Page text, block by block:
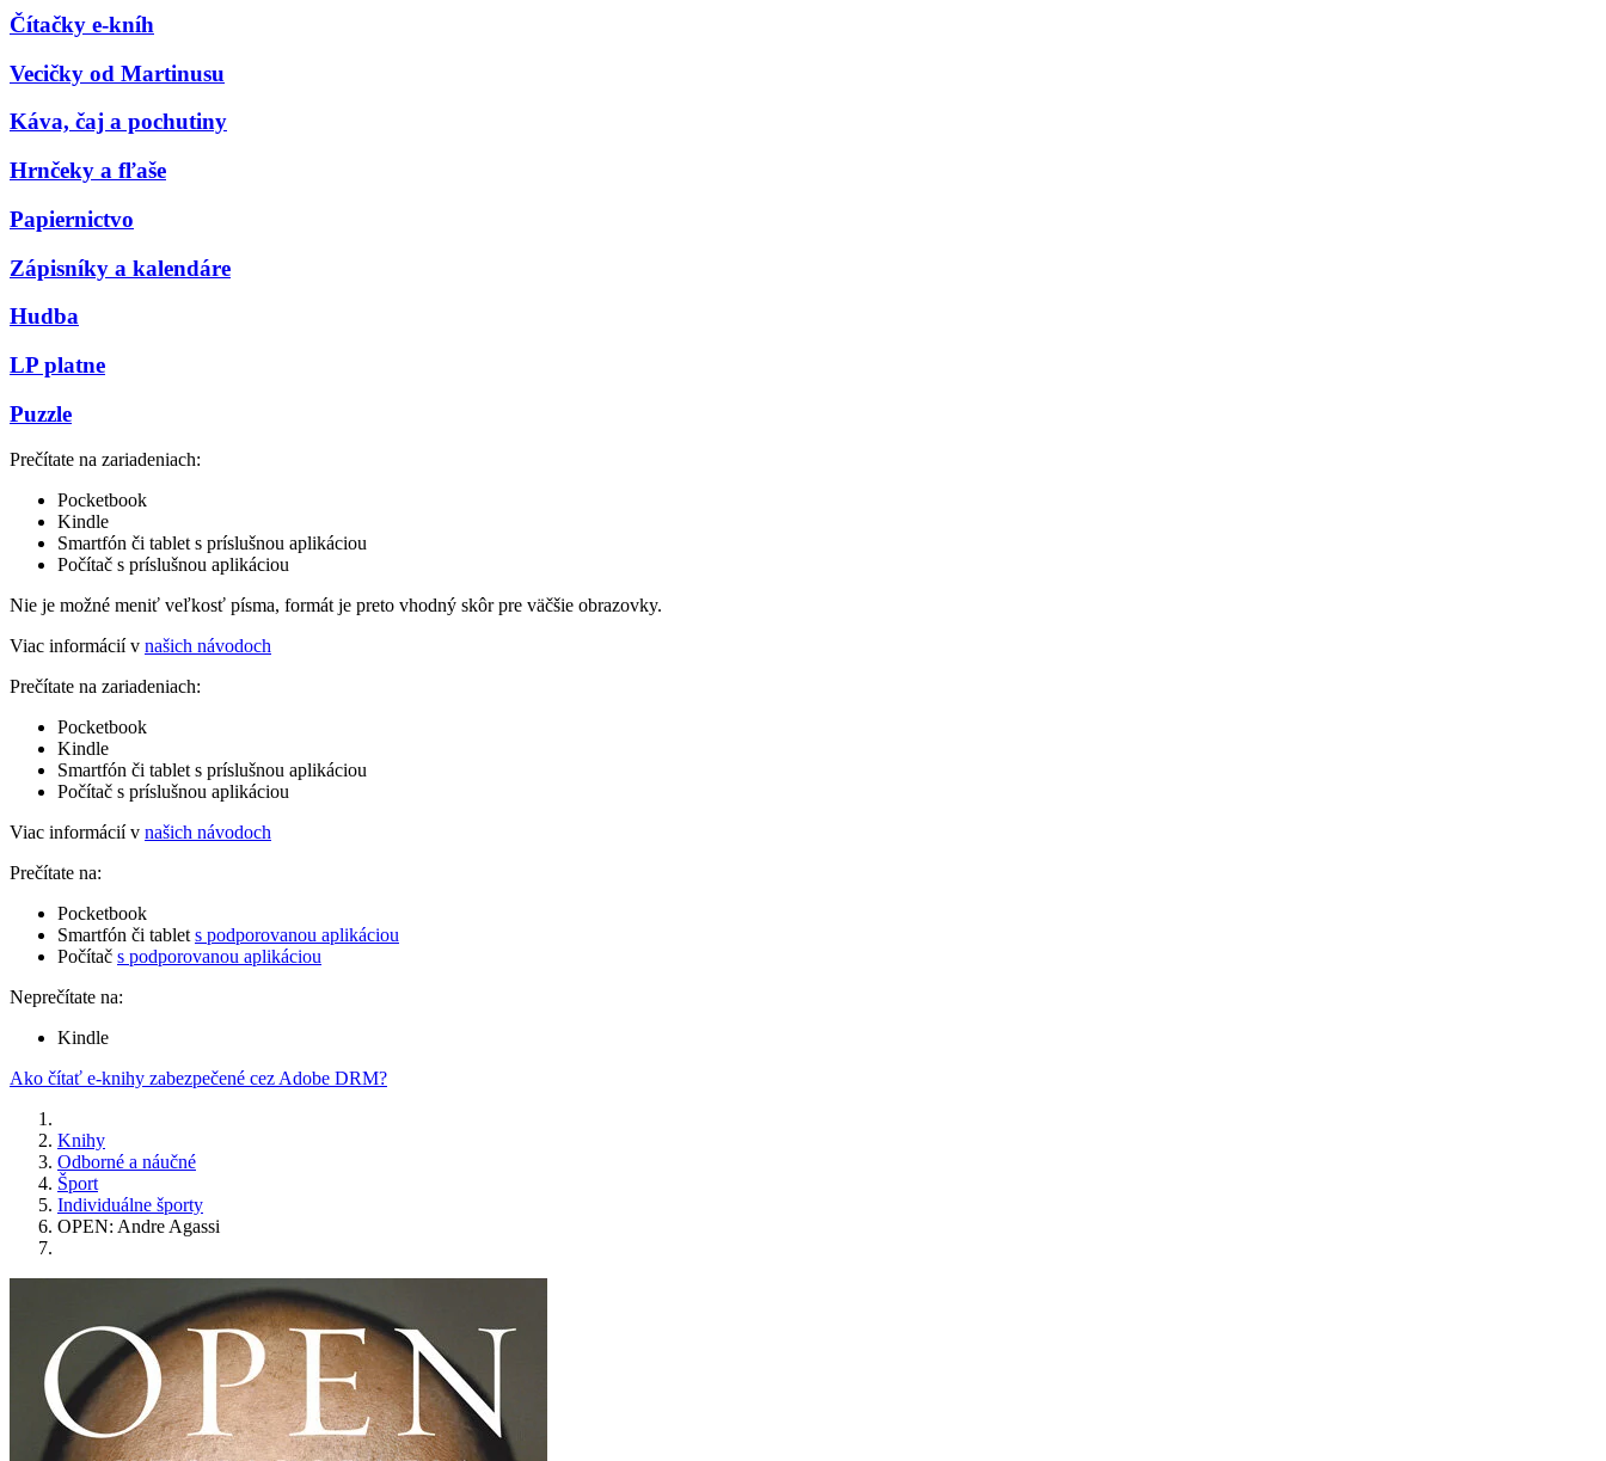
Čítačky e-kníh
Vecičky od Martinusu
Káva, čaj a pochutiny
Hrnčeky a fľaše
Papiernictvo
Zápisníky a kalendáre
Hudba
LP platne
Puzzle
Prečítate na zariadeniach:
Pocketbook
Kindle
Smartfón či tablet s príslušnou aplikáciou
Počítač s príslušnou aplikáciou
Nie je možné meniť veľkosť písma, formát je preto vhodný skôr pre väčšie obrazovky.
Viac informácií v našich návodoch
Prečítate na zariadeniach:
Pocketbook
Kindle
Smartfón či tablet s príslušnou aplikáciou
Počítač s príslušnou aplikáciou
Viac informácií v našich návodoch
Prečítate na:
Pocketbook
Smartfón či tablet s podporovanou aplikáciou
Počítač s podporovanou aplikáciou
Neprečítate na:
Kindle
Ako čítať e-knihy zabezpečené cez Adobe DRM?
Knihy
Odborné a náučné
Šport
Individuálne športy
OPEN: Andre Agassi